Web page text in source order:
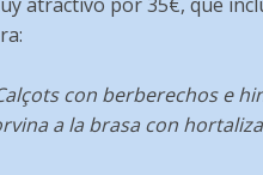
con berberechos e
a la brasa con